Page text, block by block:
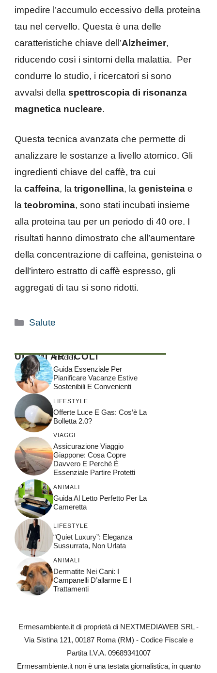
impedire l’accumulo eccessivo della proteina
tau nel cervello. Questa è una delle
caratteristiche chiave dell’Alzheimer,
riducendo così i sintomi della malattia. Per
condurre lo studio, i ricercatori si sono
avvalsi della spettroscopia di risonanza
magnetica nucleare.
Questa tecnica avanzata che permette di
analizzare le sostanze a livello atomico. Gli
ingredienti chiave del caffè, tra cui
la caffeina, la trigonellina, la genisteina e
la teobromina, sono stati incubati insieme
alla proteina tau per un periodo di 40 ore. I
risultati hanno dimostrato che all’aumentare
della concentrazione di caffeina, genisteina o
dell’intero estratto di caffè espresso, gli
aggregati di tau si sono ridotti.
Categorie
Salute
ULTIMI ARTICOLI
VIAGGI
Guida Essenziale Per
Pianificare Vacanze Estive
Sostenibili E Convenienti
LIFESTYLE
Offerte Luce E Gas: Cos’è La
Bolletta 2.0?
VIAGGI
Assicurazione Viaggio
Giappone: Cosa Copre
Davvero E Perché È
Essenziale Partire Protetti
ANIMALI
Guida Al Letto Perfetto Per La
Cameretta
LIFESTYLE
“Quiet Luxury”: Eleganza
Sussurrata, Non Urlata
ANIMALI
Dermatite Nei Cani: I
Campanelli D’allarme E I
Trattamenti
Ermesambiente.it di proprietà di NEXTMEDIAWEB SRL -
Via Sistina 121, 00187 Roma (RM) - Codice Fiscale e
Partita I.V.A. 09689341007
Ermesambiente.it non è una testata giornalistica, in quanto